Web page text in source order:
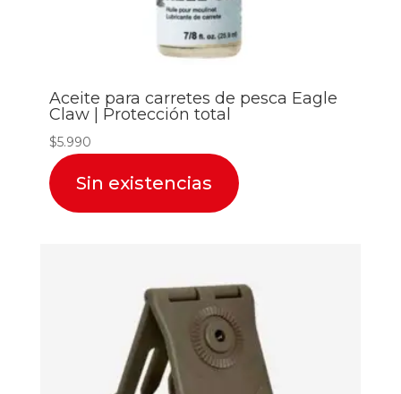
Aceite para carretes de pesca Eagle
Claw | Protección total
$5.990
Sin existencias